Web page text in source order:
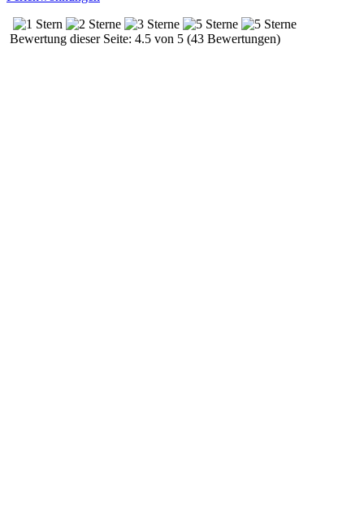
Bewertung dieser Seite: 4.5 von 5 (43 Bewertungen)